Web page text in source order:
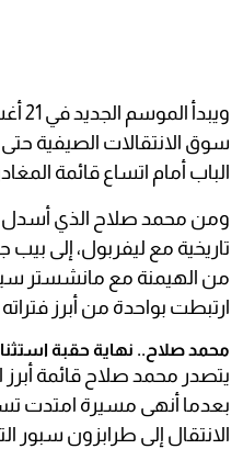
سوق الانتقالات الصيفية
الباب أمام اتساع قائمة
ومن محمد صلاح الذي أسدل
تاريخية مع ليفربول، إلى بيب
من الهيمنة مع مانشستر
ارتبطت بواحدة من أبرز فتراته
محمد صلاح.. نهاية حقبة
يتصدر محمد صلاح قائمة أبرز
بعدما أنهى مسيرة امتدت
الانتقال إلى طرابزون سبور